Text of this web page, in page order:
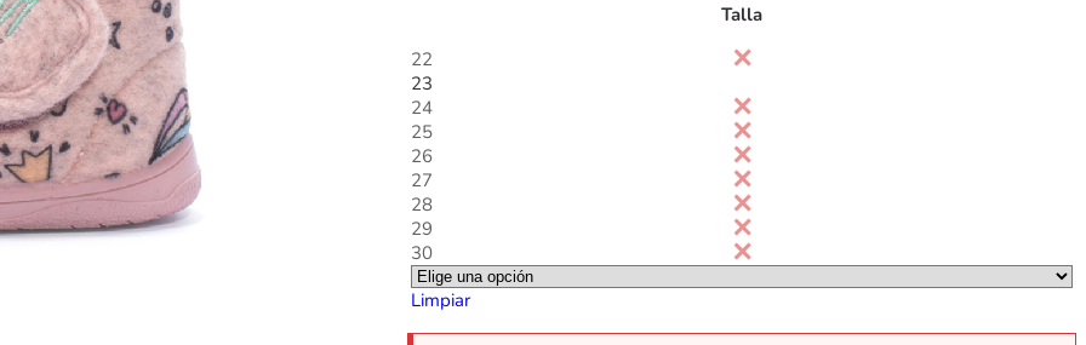
Talla
22
23
24
25
26
27
28
29
30
Limpiar